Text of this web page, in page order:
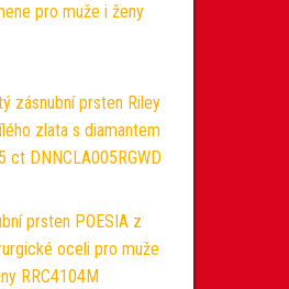
pro muže i ženy
zásnubní prsten Riley
zlata s diamantem
ct DNNCLA005RGWD
prsten POESIA z
oceli pro muže
RRC4104M